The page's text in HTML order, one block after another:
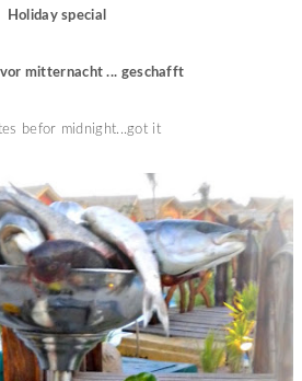
Holiday special
mitternacht ... geschafft
befor midnight...got it